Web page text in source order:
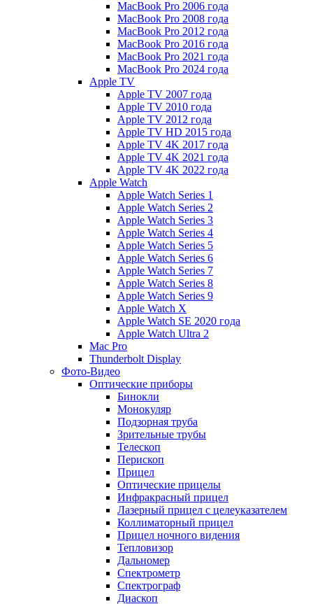
MacBook Pro 2006 года
MacBook Pro 2008 года
MacBook Pro 2012 года
MacBook Pro 2016 года
MacBook Pro 2021 года
MacBook Pro 2024 года
Apple TV
Apple TV 2007 года
Apple TV 2010 года
Apple TV 2012 года
Apple TV HD 2015 года
Apple TV 4K 2017 года
Apple TV 4K 2021 года
Apple TV 4K 2022 года
Apple Watch
Apple Watch Series 1
Apple Watch Series 2
Apple Watch Series 3
Apple Watch Series 4
Apple Watch Series 5
Apple Watch Series 6
Apple Watch Series 7
Apple Watch Series 8
Apple Watch Series 9
Apple Watch X
Apple Watch SE 2020 года
Apple Watch Ultra 2
Mac Pro
Thunderbolt Display
Фото-Видео
Оптические приборы
Бинокли
Монокуляр
Подзорная труба
Зрительные трубы
Телескоп
Перископ
Прицел
Оптические прицелы
Инфракрасный прицел
Лазерный прицел с целеуказателем
Коллиматорный прицел
Прицел ночного видения
Тепловизор
Дальномер
Спектрометр
Спектрограф
Диаскоп